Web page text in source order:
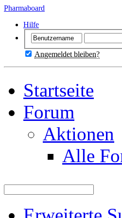
Pharmaboard
Hilfe
Angemeldet bleiben?
Startseite
Forum
Aktionen
Alle